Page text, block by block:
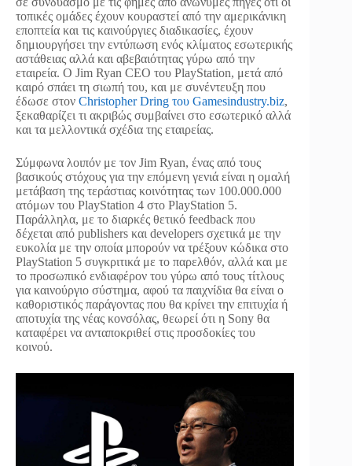
τοπικές ομάδες έχουν κουραστεί από την αμερικάνικη
εποπτεία και τις καινούργιες διαδικασίες, έχουν
δημιουργήσει την εντύπωση ενός κλίματος εσωτερικής
αστάθειας αλλά και αβεβαιότητας γύρω από την
εταιρεία. Ο Jim Ryan CEO του PlayStation, μετά από
καιρό σπάει τη σιωπή του, και με συνέντευξη που
έδωσε στον Christopher Dring του Gamesindustry.biz,
ξεκαθαρίζει τι ακριβώς συμβαίνει στο εσωτερικό αλλά
και τα μελλοντικά σχέδια της εταιρείας.
Σύμφωνα λοιπόν με τον Jim Ryan, ένας από τους
βασικούς στόχους για την επόμενη γενιά είναι η ομαλή
μετάβαση της τεράστιας κοινότητας των 100.000.000
ατόμων του PlayStation 4 στο PlayStation 5.
Παράλληλα, με το διαρκές θετικό feedback που
δέχεται από publishers και developers σχετικά με την
ευκολία με την οποία μπορούν να τρέξουν κώδικα στο
PlayStation 5 συγκριτικά με το παρελθόν, αλλά και με
το προσωπικό ενδιαφέρον του γύρω από τους τίτλους
για καινούργιο σύστημα, αφού τα παιχνίδια θα είναι ο
καθοριστικός παράγοντας που θα κρίνει την επιτυχία ή
αποτυχία της νέας κονσόλας, θεωρεί ότι η Sony θα
καταφέρει να ανταποκριθεί στις προσδοκίες του
κοινού.